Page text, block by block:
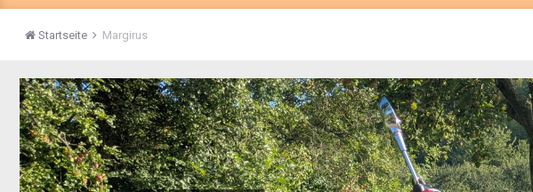
Startseite Margirus